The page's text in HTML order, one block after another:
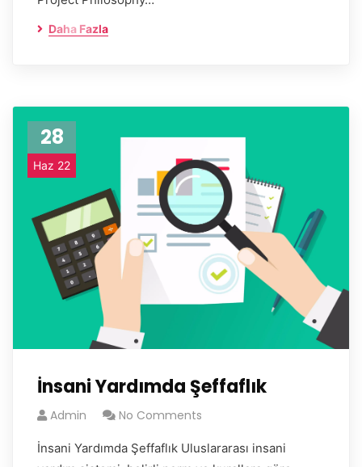
Daha Fazla
28
Haz 22
İnsani Yardımda Şeffaflık
Admin No Comments
İnsani Yardımda Şeffaflık Uluslararası insani